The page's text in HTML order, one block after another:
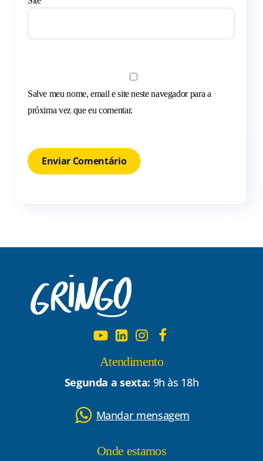
Salve meu nome, email e site neste navegador para a
próxima vez que eu comentar.
Atendimento
Segunda a sexta: 9h às 18h
Mandar mensagem
Onde estamos